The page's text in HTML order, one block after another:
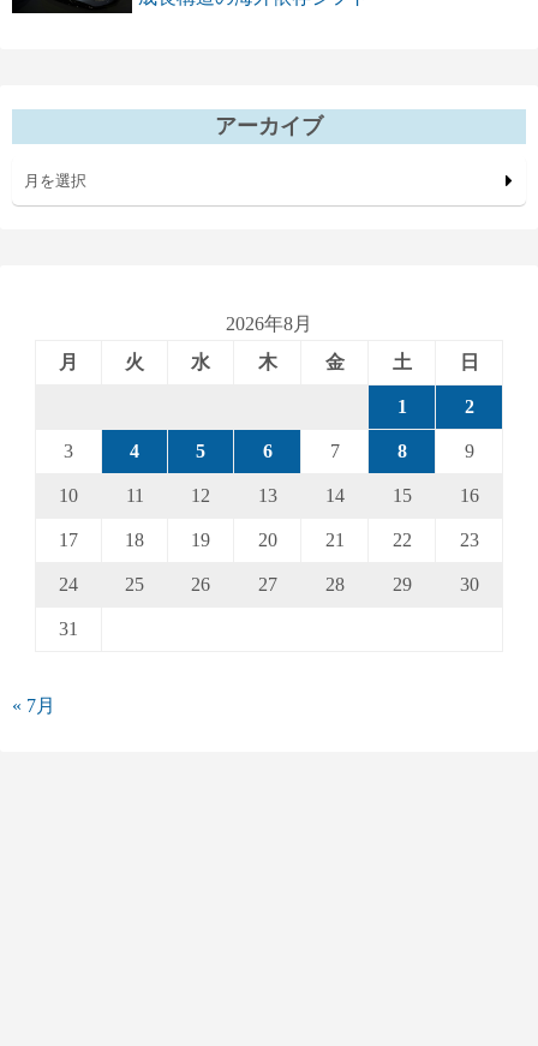
アーカイブ
月を選択
2026年8月
月
火 水 木 金 土 日
1 2
3 4 5 6 7 8 9
10 11 12 13 14 15 16
17 18 19 20 21 22 23
24 25 26 27 28 29 30
31
« 7月